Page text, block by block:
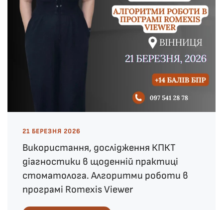
21 БЕРЕЗНЯ 2026
Використання, дослідження КПКТ
діагностики в щоденній практиці
стоматолога. Алгоритми роботи в
програмі Romexis Viewer